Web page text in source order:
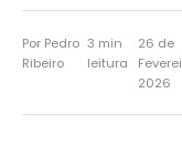
Por Pedro
Ribeiro
3 min
leitura
26 de
2026